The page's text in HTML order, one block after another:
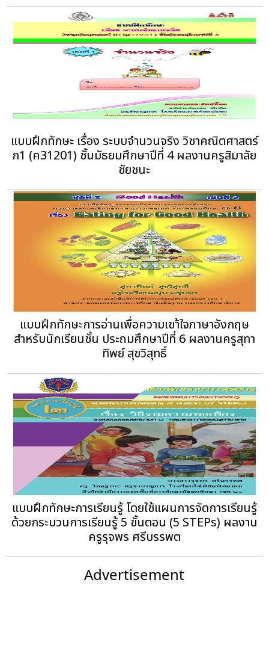
แบบฝึกทักษะ เรื่อง ระบบจำนวนจริง วิชาคณิตศาสตร์
ก1 (ค31201) ชั้นมัธยมศึกษาปีที่ 4 ผลงานครูสิมาลัย
ชัยชนะ
แบบฝึกทักษะการอ่านเพื่อความเขา้ใจภาษาอังกฤษ
สำหรับนักเรียนชั้น ประถมศึกษาปีที่ 6 ผลงานครูสุทา
ทิพย์ สุขวิสุทธิ์
แบบฝึกทักษะการเรียนรู้ โดยใช้แผนการจัดการเรียนรู้
ด้วยกระบวนการเรียนรู้ 5 ขั้นตอน (5 STEPs) ผลงาน
ครูรุจพร ศรีบรรพต
Advertisement